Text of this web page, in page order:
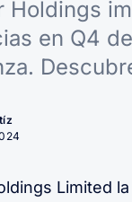
Holdings
en Q4
Limited